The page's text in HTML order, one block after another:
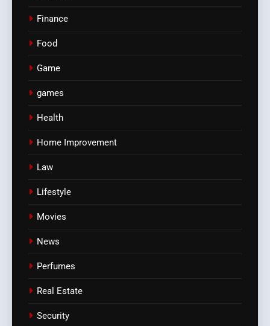
Finance
Food
Game
games
Health
Home Improvement
Law
Lifestyle
Movies
News
Perfumes
Real Estate
Security